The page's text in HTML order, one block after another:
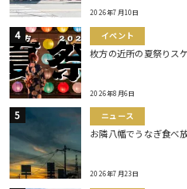
2026年7月10日
イベント
枚方の近所の夏祭りス
2026年8月6日
ニュース
お隣八幡でうなぎ食べ
2026年7月23日